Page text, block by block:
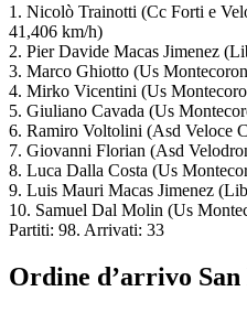
1. Nicolò Trainotti (Cc Forti e
41,406 km/h)
2. Pier Davide Macas Jimenez
3. Marco Ghiotto (Us
4. Mirko Vicentini (Us
5. Giuliano Cavada (Us
6. Ramiro Voltolini (Asd Veloce
7. Giovanni Florian (Asd
8. Luca Dalla Costa (Us
9. Luis Mauri Macas Jimenez
10. Samuel Dal Molin (Us
Partiti: 98. Arrivati: 33
Ordine d’arrivo